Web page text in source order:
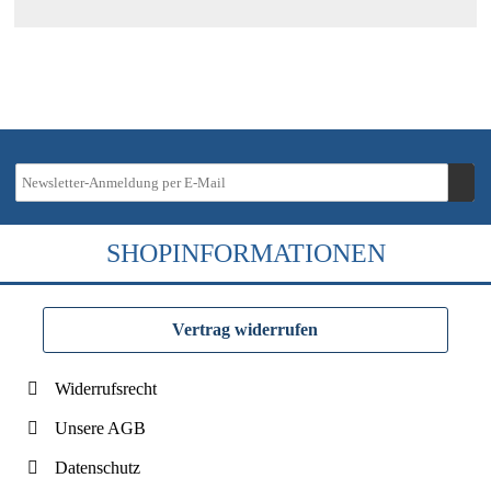
SHOPINFORMATIONEN
Vertrag widerrufen
Widerrufsrecht
Unsere AGB
Datenschutz